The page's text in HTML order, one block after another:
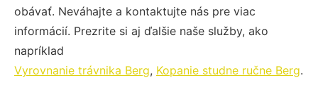
obávať. Neváhajte a kontaktujte nás pre viac
informácií. Prezrite si aj ďalšie naše služby, ako
napríklad
Vyrovnanie trávnika Berg, Kopanie studne ručne Berg.